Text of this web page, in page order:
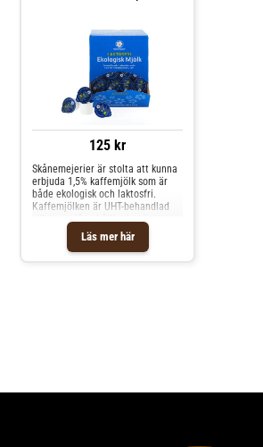
125 kr
Läs mer här
Skånemejerier är stolta att kunna
erbjuda 1,5% kaffemjölk som är
både ekologisk och laktosfri.
Kaffemjölken är UHT-behandlad
vilket ger lång hållbarhet även om
den förvaras i rumstemperatur.
Portionsförpackningar som har
lång hållbarhet och kan förvaras i